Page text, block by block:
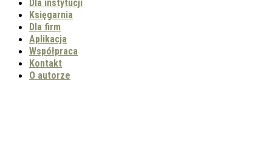
Dla instytucji
Księgarnia
Dla firm
Aplikacja
Współpraca
Kontakt
O autorze